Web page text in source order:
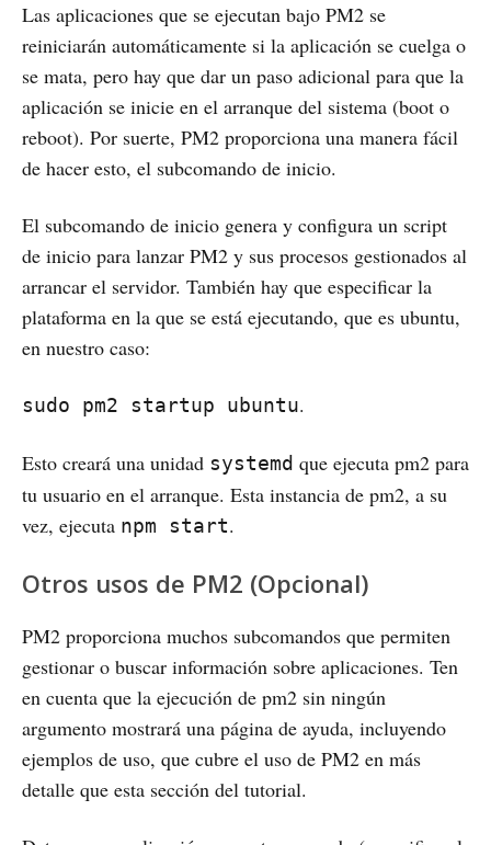
Las aplicaciones que se ejecutan bajo PM2 se
reiniciarán automáticamente si la aplicación se cuelga o
se mata, pero hay que dar un paso adicional para que la
aplicación se inicie en el arranque del sistema (boot o
reboot). Por suerte, PM2 proporciona una manera fácil
de hacer esto, el subcomando de inicio.
El subcomando de inicio genera y configura un script
de inicio para lanzar PM2 y sus procesos gestionados al
arrancar el servidor. También hay que especificar la
plataforma en la que se está ejecutando, que es ubuntu,
en nuestro caso:
sudo pm2 startup ubuntu.
Esto creará una unidad systemd que ejecuta pm2 para
tu usuario en el arranque. Esta instancia de pm2, a su
vez, ejecuta npm start.
Otros usos de PM2 (Opcional)
PM2 proporciona muchos subcomandos que permiten
gestionar o buscar información sobre aplicaciones. Ten
en cuenta que la ejecución de pm2 sin ningún
argumento mostrará una página de ayuda, incluyendo
ejemplos de uso, que cubre el uso de PM2 en más
detalle que esta sección del tutorial.